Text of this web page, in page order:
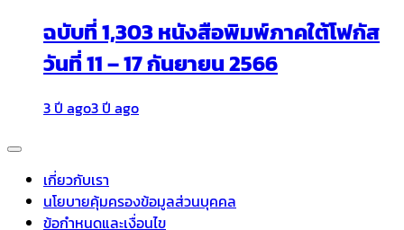
ฉบับที่ 1,303 หนังสือพิมพ์ภาคใต้โฟกัส
วันที่ 11 – 17 กันยายน 2566
3 ปี ago3 ปี ago
เกี่ยวกับเรา
นโยบายคุ้มครองข้อมูลส่วนบุคคล
ข้อกำหนดและเงื่อนไข